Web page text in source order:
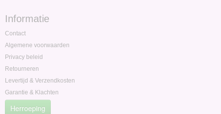
Informatie
Contact
Algemene voorwaarden
Privacy beleid
Retourneren
Levertijd & Verzendkosten
Garantie & Klachten
Herroeping